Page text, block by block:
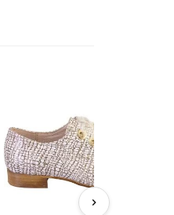
chevron_right